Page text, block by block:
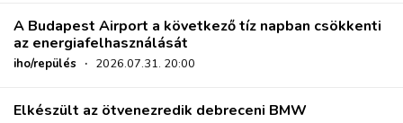
A Budapest Airport a következő tíz napban csökkenti
az energiafelhasználását
iho/repülés · 2026.07.31. 20:00
Elkészült az ötvenezredik debreceni BMW